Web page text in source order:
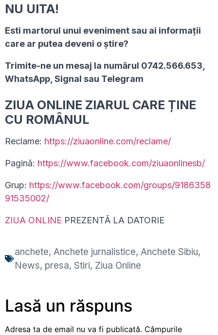
NU UITA!
Esti martorul unui eveniment sau ai informaţii
care ar putea deveni o ştire?
Trimite-ne un mesaj la numărul 0742.566.653,
WhatsApp, Signal sau Telegram
ZIUA ONLINE ZIARUL CARE ȚINE
CU ROMÂNUL
Reclame: https://ziuaonline.com/reclame/
Pagină: https://www.facebook.com/ziuaonlinesb/
Grup: https://www.facebook.com/groups/9186358
91535002/
ZIUA ONLINE PREZENTĂ LA DATORIE
anchete, Anchete jurnalistice, Anchete Sibiu,
News, presa, Stiri, Ziua Online
Lasă un răspuns
Adresa ta de email nu va fi publicată. Câmpurile